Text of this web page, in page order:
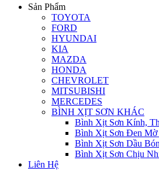
Sản Phẩm
TOYOTA
FORD
HYUNDAI
KIA
MAZDA
HONDA
CHEVROLET
MITSUBISHI
MERCEDES
BÌNH XỊT SƠN KHÁC
Bình Xịt Sơn Kính,
Bình Xịt Sơn Đen Mờ
Bình Xịt Sơn Dầu
Bình Xịt Sơn Chịu
Liên Hệ